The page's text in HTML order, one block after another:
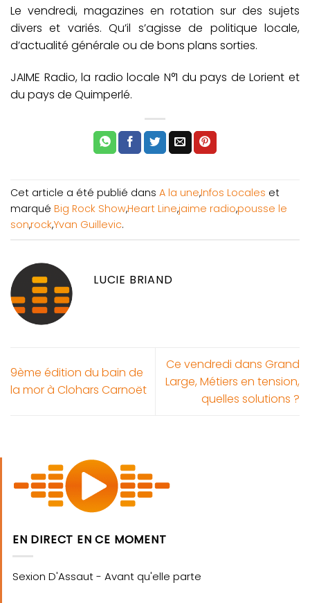
Le vendredi, magazines en rotation sur des sujets
divers et variés. Qu’il s’agisse de politique locale,
d’actualité générale ou de bons plans sorties.
JAIME Radio, la radio locale N°1 du pays de Lorient et
du pays de Quimperlé.
Cet article a été publié dans A la une,Infos Locales et
marqué Big Rock Show,Heart Line,jaime radio,pousse le
son,rock,Yvan Guillevic.
LUCIE BRIAND
9ème édition du bain de
la mor à Clohars Carnoët
Ce vendredi dans Grand
Large, Métiers en tension,
quelles solutions ?
EN DIRECT EN CE MOMENT